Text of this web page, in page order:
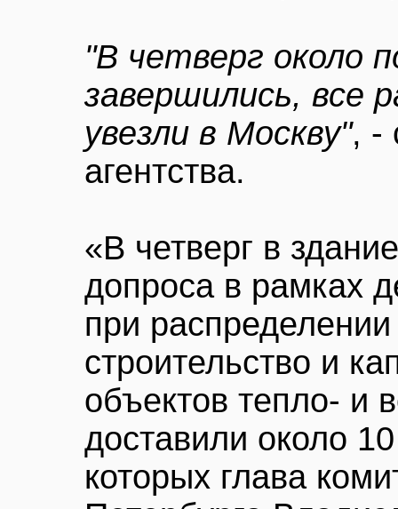
"В четверг около
завершились, все
увезли в Москву", -
агентства.
«В четверг в
допроса в рамках
при
строительство и
объектов тепло- и
доставили около
которых глава